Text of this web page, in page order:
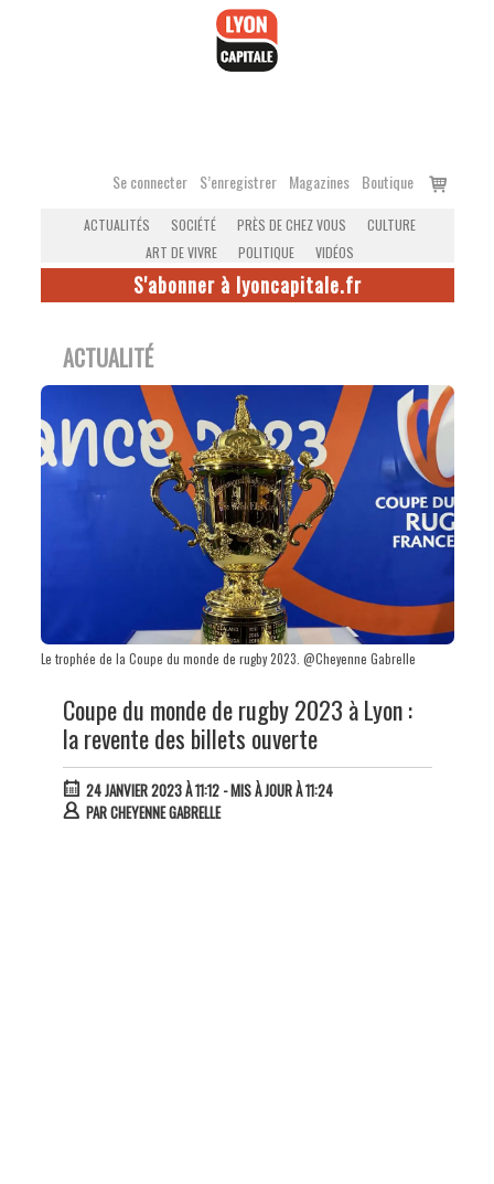
Se connecter S’enregistrer Magazines Boutique
Voir
ACTUALITÉS SOCIÉTÉ PRÈS DE CHEZ VOUS
CULTURE
ART DE VIVRE
POLITIQUE VIDÉOS
S'abonner à lyoncapitale.fr
ACTUALITÉ
Le trophée de la Coupe du monde de rugby 2023. @Cheyenne Gabrelle
Coupe du monde de rugby 2023 à Lyon :
la revente des billets ouverte
24 JANVIER 2023 À 11:12- MIS À JOUR À 11:24
PARCHEYENNE GABRELLE